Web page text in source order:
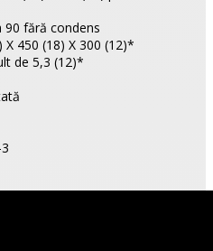
90 fără condens
Х 450 (18) Х 300 (12)*
de 5,3 (12)*